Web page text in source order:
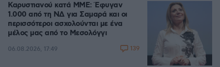
Καρυστιανού κατά ΜΜΕ: Έφυγαν
1.000 από τη ΝΔ για Σαμαρά και οι
περισσότεροι ασχολούνται με ένα
μέλος μας από το Μεσολόγγι
06.08.2026, 17:49 139